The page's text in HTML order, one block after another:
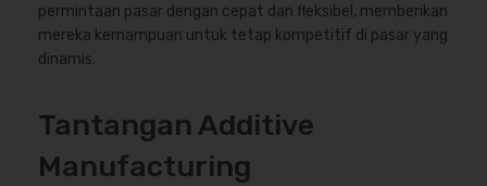
permintaan pasar dengan cepat dan fleksibel, memberikan
mereka kemampuan untuk tetap kompetitif di pasar yang
dinamis.
Tantangan Additive
Manufacturing